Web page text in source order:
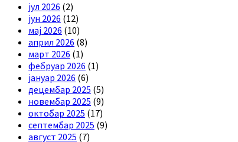
јул 2026 (2)
јун 2026 (12)
мај 2026 (10)
април 2026 (8)
март 2026 (1)
фебруар 2026 (1)
јануар 2026 (6)
децембар 2025 (5)
новембар 2025 (9)
октобар 2025 (17)
септембар 2025 (9)
август 2025 (7)